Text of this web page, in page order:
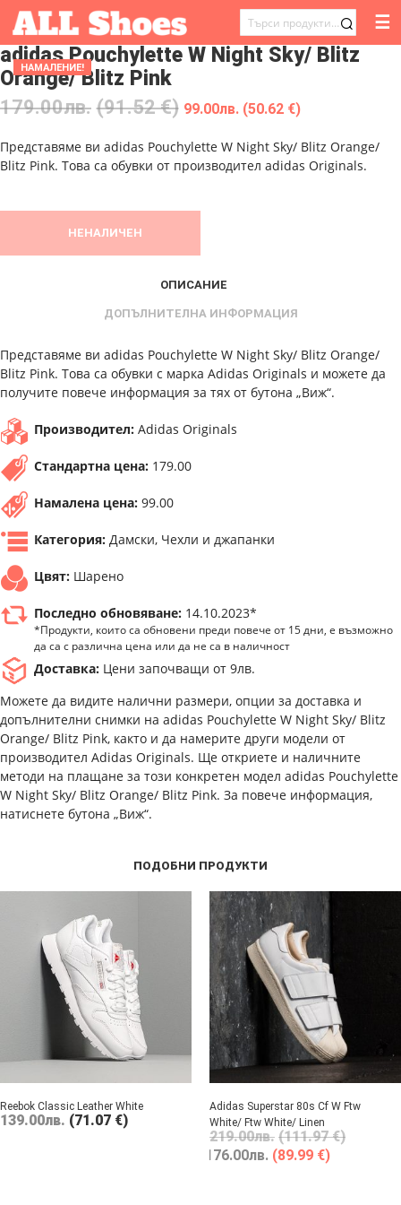
ТЪРСЕНЕ
ЗА:
☰
НАМАЛЕНИЕ!
adidas Pouchylette W Night Sky/ Blitz
Orange/ Blitz Pink
179.00лв. (91.52 €) 99.00лв. (50.62 €)
Представяме ви adidas Pouchylette W Night Sky/ Blitz Orange/
Blitz Pink. Това са обувки от производител adidas Originals.
НЕНАЛИЧЕН
ОПИСАНИЕ
ДОПЪЛНИТЕЛНА ИНФОРМАЦИЯ
Представяме ви adidas Pouchylette W Night Sky/ Blitz Orange/
Blitz Pink. Това са обувки с марка Adidas Originals и можете да
получите повече информация за тях от бутона „Виж“.
Производител: Adidas Originals
Стандартна цена: 179.00
Намалена цена: 99.00
Категория: Дамски, Чехли и джапанки
Цвят: Шарено
Последно обновяване: 14.10.2023*
*Продукти, които са обновени преди повече от 15 дни, е възможно
да са с различна цена или да не са в наличност
Доставка: Цени започващи от 9лв.
Можете да видите налични размери, опции за доставка и
допълнителни снимки на adidas Pouchylette W Night Sky/ Blitz
Orange/ Blitz Pink, както и да намерите други модели от
производител Adidas Originals. Ще откриете и наличните
методи на плащане за този конкретен модел adidas Pouchylette
W Night Sky/ Blitz Orange/ Blitz Pink. За повече информация,
натиснете бутона „Виж“.
ПОДОБНИ ПРОДУКТИ
Reebok Classic Leather White
139.00лв. (71.07 €)
Adidas Superstar 80s Cf W Ftw
White/ Ftw White/ Linen
219.00лв. (111.97 €)
176.00лв. (89.99 €)